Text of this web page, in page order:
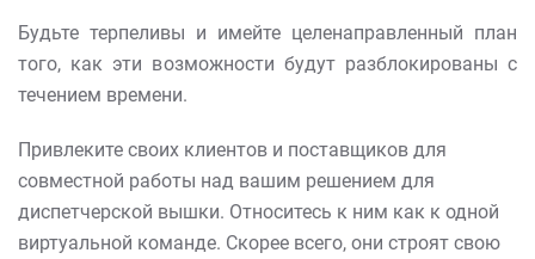
Будьте терпеливы и имейте целенаправленный план
того, как эти возможности будут разблокированы с
течением времени.
Привлеките своих клиентов и поставщиков для
совместной работы над вашим решением для
диспетчерской вышки. Относитесь к ним как к одной
виртуальной команде. Скорее всего, они строят свою